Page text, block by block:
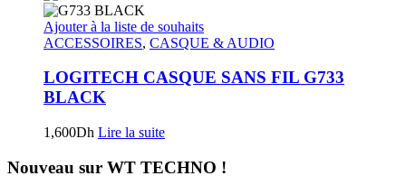
Ajouter à la liste de souhaits
ACCESSOIRES, CASQUE & AUDIO
LOGITECH CASQUE SANS FIL G733
BLACK
1,600Dh Lire la suite
Nouveau sur WT TECHNO !